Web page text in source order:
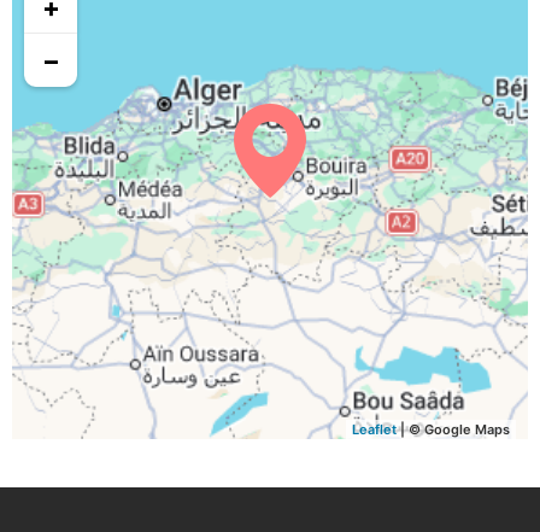
05:18 06:16 12:46 16:25 19:15 20:12
+
−
Leaflet| © Google Maps